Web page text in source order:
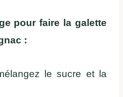
pour faire la galette
:
le sucre et la